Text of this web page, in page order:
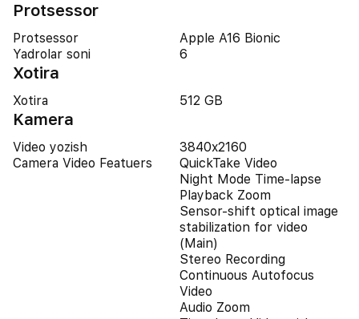
Protsessor
Protsessor
Apple A16 Bionic
Yadrolar soni
6
Xotira
Xotira 512 GB
Kamera
Video yozish
3840x2160
Camera Video Featuers
QuickTake Video
Night Mode Time-lapse
Playback Zoom
Sensor-shift optical image
stabilization for video
(Main)
Stereo Recording
Continuous Autofocus
Video
Audio Zoom